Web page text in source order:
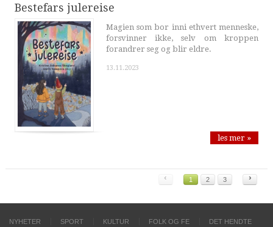
Bestefars julereise
Magien som bor inni ethvert menneske,
forsvinner ikke, selv om kroppen
forandrer seg og blir eldre.
13.11.2023
les mer »
‹ 1 2 3 ›
NYHETER SPORT KULTUR FOLK OG FE DET HENDTE